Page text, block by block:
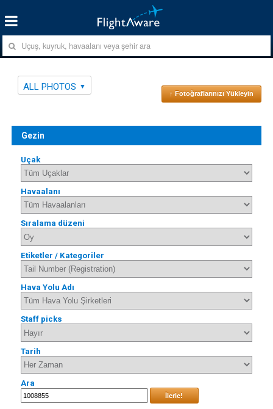
ALL PHOTOS
↑ Fotoğraflarınızı Yükleyin
Gezin
Uçak
Havaalanı
Sıralama düzeni
Etiketler / Kategoriler
Hava Yolu Adı
Staff picks
Tarih
Ara
İlerle!